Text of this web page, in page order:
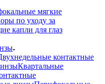
мягкие
по уходу за
капли для глаз
контактные
Квартальные